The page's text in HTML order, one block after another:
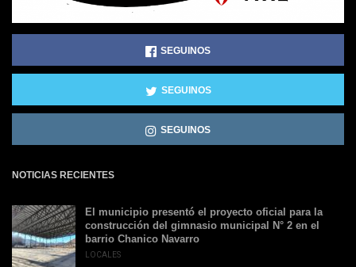
SEGUINOS
SEGUINOS
SEGUINOS
NOTICIAS RECIENTES
El municipio presentó el proyecto oficial para la
construcción del gimnasio municipal N° 2 en el
barrio Chanico Navarro
LOCALES